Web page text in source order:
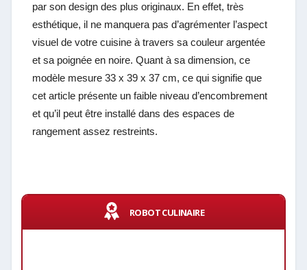
par son design des plus originaux. En effet, très
esthétique, il ne manquera pas d’agrémenter l’aspect
visuel de votre cuisine à travers sa couleur argentée
et sa poignée en noire. Quant à sa dimension, ce
modèle mesure 33 x 39 x 37 cm, ce qui signifie que
cet article présente un faible niveau d’encombrement
et qu’il peut être installé dans des espaces de
rangement assez restreints.
ROBOT CULINAIRE